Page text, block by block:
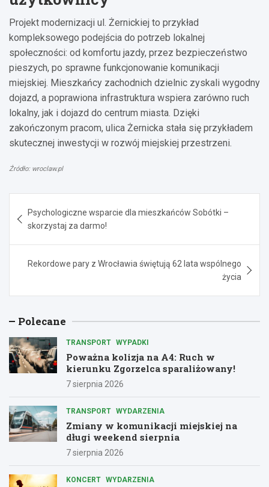
Projekt modernizacji ul. Żernickiej to przykład
kompleksowego podejścia do potrzeb lokalnej
społeczności: od komfortu jazdy, przez bezpieczeństwo
pieszych, po sprawne funkcjonowanie komunikacji
miejskiej. Mieszkańcy zachodnich dzielnic zyskali wygodny
dojazd, a poprawiona infrastruktura wspiera zarówno ruch
lokalny, jak i dojazd do centrum miasta. Dzięki
zakończonym pracom, ulica Żernicka stała się przykładem
skutecznej inwestycji w rozwój miejskiej przestrzeni.
Źródło: wroclaw.pl
wpisu
Psychologiczne wsparcie dla mieszkańców Sobótki –
skorzystaj za darmo!
Rekordowe pary z Wrocławia świętują 62 lata wspólnego
życia
Polecane
TRANSPORT WYPADKI
Poważna kolizja na A4: Ruch w
kierunku Zgorzelca sparaliżowany!
7 sierpnia 2026
TRANSPORT WYDARZENIA
Zmiany w komunikacji miejskiej na
długi weekend sierpnia
7 sierpnia 2026
KONCERT WYDARZENIA